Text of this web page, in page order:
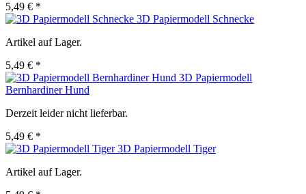
5,49 € *
3D Papiermodell Schnecke
Artikel auf Lager.
5,49 € *
3D Papiermodell
Bernhardiner Hund
Derzeit leider nicht lieferbar.
5,49 € *
3D Papiermodell Tiger
Artikel auf Lager.